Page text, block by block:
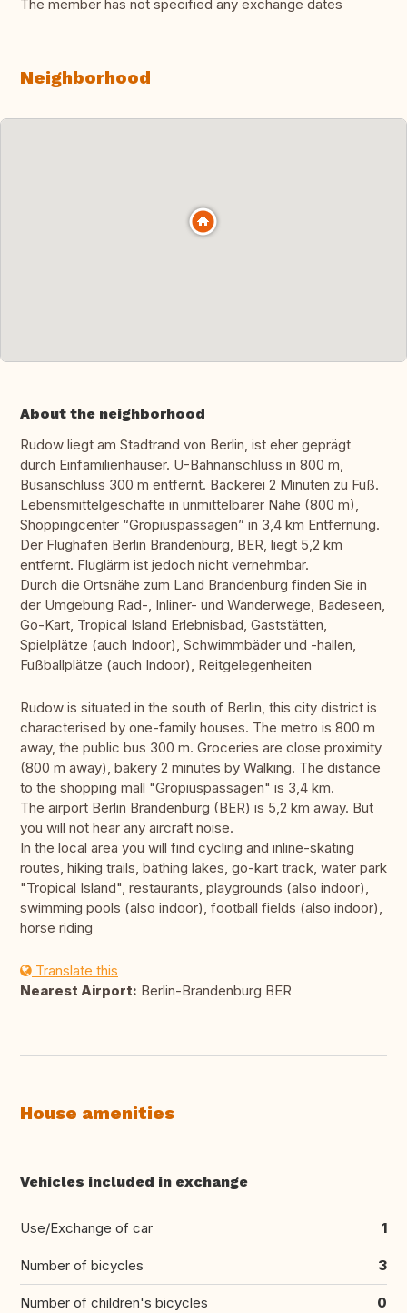
The member has not specified any exchange dates
Neighborhood
About the neighborhood
Rudow liegt am Stadtrand von Berlin, ist eher geprägt
durch Einfamilienhäuser. U-Bahnanschluss in 800 m,
Busanschluss 300 m entfernt. Bäckerei 2 Minuten zu Fuß.
Lebensmittelgeschäfte in unmittelbarer Nähe (800 m),
Shoppingcenter “Gropiuspassagen” in 3,4 km Entfernung.
Der Flughafen Berlin Brandenburg, BER, liegt 5,2 km
entfernt. Fluglärm ist jedoch nicht vernehmbar.
Durch die Ortsnähe zum Land Brandenburg finden Sie in
der Umgebung Rad-, Inliner- und Wanderwege, Badeseen,
Go-Kart, Tropical Island Erlebnisbad, Gaststätten,
Spielplätze (auch Indoor), Schwimmbäder und -hallen,
Fußballplätze (auch Indoor), Reitgelegenheiten
Rudow is situated in the south of Berlin, this city district is
characterised by one-family houses. The metro is 800 m
away, the public bus 300 m. Groceries are close proximity
(800 m away), bakery 2 minutes by Walking. The distance
to the shopping mall "Gropiuspassagen" is 3,4 km.
The airport Berlin Brandenburg (BER) is 5,2 km away. But
you will not hear any aircraft noise.
In the local area you will find cycling and inline-skating
routes, hiking trails, bathing lakes, go-kart track, water park
"Tropical Island", restaurants, playgrounds (also indoor),
swimming pools (also indoor), football fields (also indoor),
horse riding
Translate this
Nearest Airport: Berlin-Brandenburg BER
House amenities
Vehicles included in exchange
Use/Exchange of car 1
Number of bicycles 3
Number of children's bicycles 0